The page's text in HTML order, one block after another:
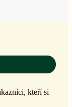
kteří si